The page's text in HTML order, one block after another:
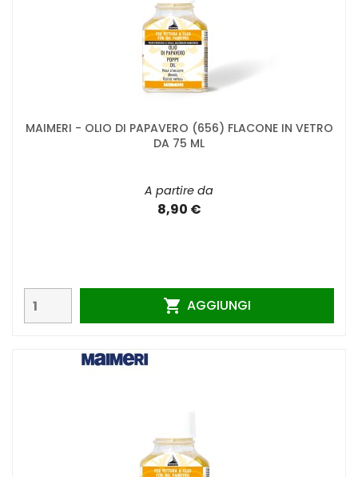
MAIMERI - OLIO DI PAPAVERO (656) FLACONE IN VETRO
DA 75 ML
A partire da
8,90 €
 AGGIUNGI